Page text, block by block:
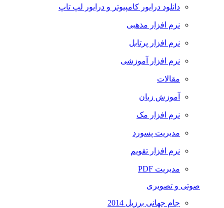
دانلود درایور کامپیوتر و درایور لپ تاپ
نرم افزار مذهبی
نرم افزار پرتابل
نرم افزار آموزشی
مقالات
آموزش زبان
نرم افزار مک
مدیریت پسورد
نرم افزار تقویم
مدیریت PDF
صوتی و تصویری
جام جهانی برزیل 2014